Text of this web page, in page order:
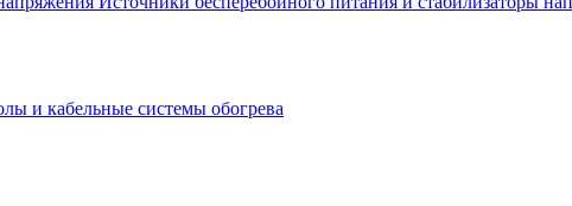
и кабельные системы обогрева